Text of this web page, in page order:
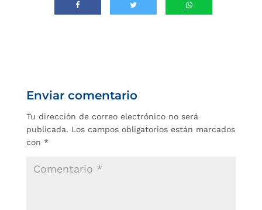
Enviar comentario
Tu dirección de correo electrónico no será
publicada. Los campos obligatorios están marcados
con *